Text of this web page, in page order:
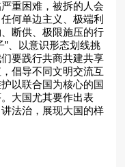
重困难，被拆的人会
何单边主义、极端利
断供、极限施压的行
”、以意识形态划线挑
要践行共商共建共享
倡导不同文明交流互
以联合国为核心的国
大国尤其要作出表
法治，展现大国的样